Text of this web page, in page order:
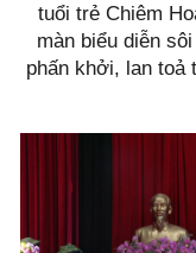
tuổi trẻ Chiêm
màn biểu diễn
phấn khởi, lan toả